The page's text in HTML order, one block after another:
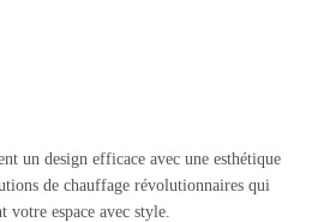
un design efficace avec une esthétique
de chauffage révolutionnaires qui
votre espace avec style.